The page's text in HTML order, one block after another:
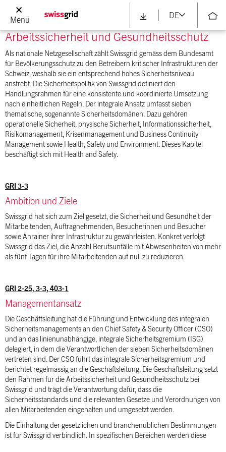
Menü
DE
Arbeitssicherheit und Gesundheitsschutz
Als nationale Netzgesellschaft zählt Swissgrid gemäss dem Bundesamt
für Bevölkerungsschutz zu den Betreibern kritischer Infrastrukturen der
Schweiz, weshalb sie ein entsprechend hohes Sicherheitsniveau
anstrebt. Die Sicherheitspolitik von Swissgrid definiert den
Handlungsrahmen für eine konsistente und koordinierte Umsetzung
nach einheitlichen Regeln. Der integrale Ansatz umfasst sieben
thematische, sogenannte Sicherheitsdomänen. Dazu gehören
operationelle Sicherheit, physische Sicherheit, Informationssicherheit,
Risikomanagement, Krisenmanagement und Business Continuity
Management sowie Health, Safety und Environment. Dieses Kapitel
beschäftigt sich mit Health and Safety.
GRI 3-3
Ambition und Ziele
Swissgrid hat sich zum Ziel gesetzt, die Sicherheit und Gesundheit der
Mitarbeitenden, Auftragnehmenden, Besucherinnen und Besucher
sowie Anrainer ihrer Infrastruktur zu gewährleisten. Konkret verfolgt
Swissgrid das Ziel, die Anzahl Berufsunfälle mit Abwesenheiten von mehr
als fünf Tagen für ihre Mitarbeitenden auf null zu reduzieren.
GRI 2-25, 3-3, 403-1
Managementansatz
Die Geschäftsleitung hat die Führung und Entwicklung des integralen
Sicherheitsmanagements an den Chief Safety & Security Officer (CSO)
und an das linienunabhängige, integrale Sicherheitsgremium (ISG)
delegiert, in dem die Verantwortlichen der sieben Sicherheitsdomänen
vertreten sind. Der CSO führt das integrale Sicherheitsgremium und
berichtet regelmässig an die Geschäftsleitung. Die Geschäftsleitung setzt
den Rahmen für die Arbeitssicherheit und Gesundheitsschutz bei
Swissgrid und trägt die Verantwortung dafür, dass die
Sicherheitsstandards und die relevanten Gesetze und Verordnungen von
allen Mitarbeitenden eingehalten und umgesetzt werden.
Die Einhaltung der gesetzlichen und branchenüblichen Bestimmungen
ist für Swissgrid verbindlich. In spezifischen Bereichen werden diese